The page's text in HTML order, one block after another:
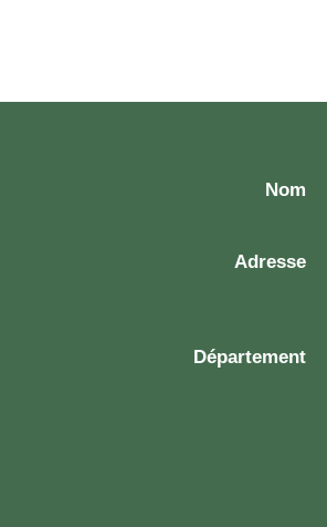
Nom
Adresse
Département